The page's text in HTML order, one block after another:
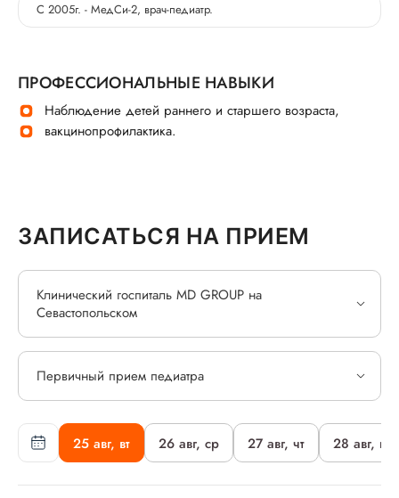
С 2005г. - МедСи-2, врач-педиатр.
ПРОФЕССИОНАЛЬНЫЕ НАВЫКИ
Наблюдение детей раннего и старшего возраста,
вакцинопрофилактика.
ЗАПИСАТЬСЯ НА ПРИЕМ
25 авг, вт 26 авг, ср 27 авг, чт 28 авг, пт
Клинический госпиталь MD GROUP на
Севастопольском
Первичный прием педиатра